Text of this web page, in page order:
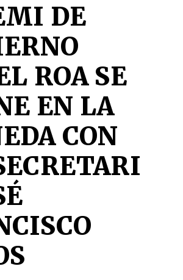
DE
ROA SE
EN LA
CON